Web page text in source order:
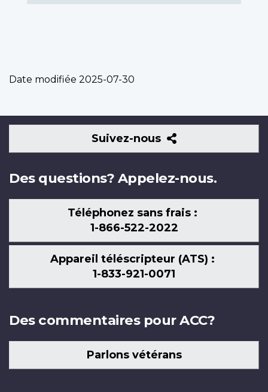
Date modifiée 2025-07-30
Suivez-nous
Suivez-
nous
Des questions? Appelez-nous.
Téléphonez sans frais :
1-866-522-2022
Appareil téléscripteur (ATS) :
1-833-921-0071
Des commentaires pour ACC?
Parlons vétérans